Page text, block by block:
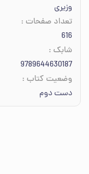
وزیری
تعداد صفحات :
616
شابک :
9789644630187
وضعیت کتاب :
دست دوم